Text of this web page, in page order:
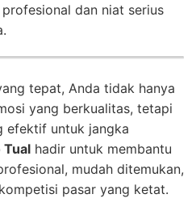
dan niat serius
tepat, Anda tidak hanya
yang berkualitas, tetapi
efektif untuk jangka
Tual hadir untuk membantu
mudah ditemukan,
pasar yang ketat.